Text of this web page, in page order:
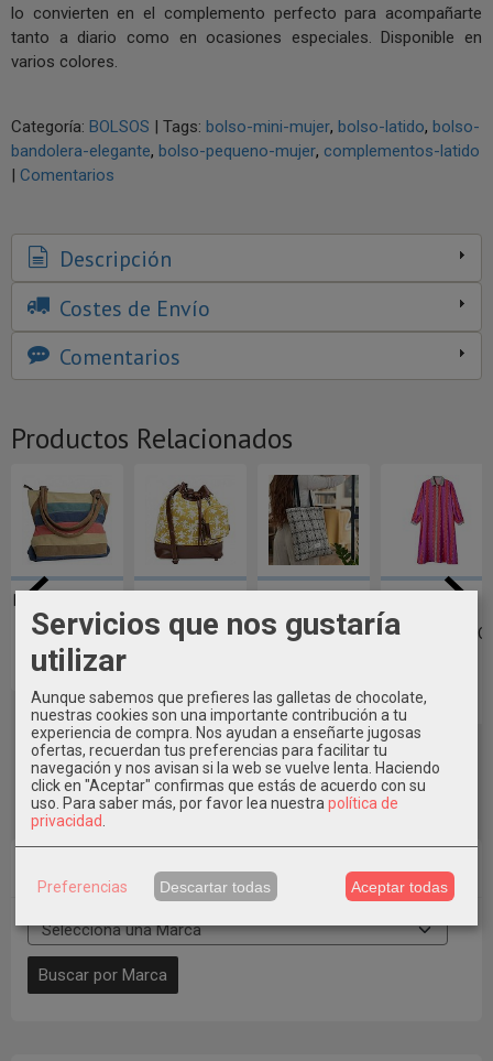
lo convierten en el complemento perfecto para acompañarte
tanto a diario como en ocasiones especiales. Disponible en
varios colores.
Categoría: BOLSOS | Tags: bolso-mini-mujer bolso-latido bolso-
bandolera-elegante bolso-pequeno-mujer complementos-latido
| Comentarios
Descripción
Costes de Envío
Comentarios
Productos Relacionados
BOLSO LONETA
SHOPPING ~
42,95 €
PALMERAS ~ BAG
REVERSIBLE
23,90 €
HOJAS LATIDO
75,90 €
Servicios que nos gustaría
utilizar
Aunque sabemos que prefieres las galletas de chocolate,
nuestras cookies son una importante contribución a tu
experiencia de compra. Nos ayudan a enseñarte jugosas
ofertas, recuerdan tus preferencias para facilitar tu
navegación y nos avisan si la web se vuelve lenta. Haciendo
click en "Aceptar" confirmas que estás de acuerdo con su
uso. Para saber más, por favor lea nuestra política de
privacidad
Preferencias Descartar todas Aceptar todas